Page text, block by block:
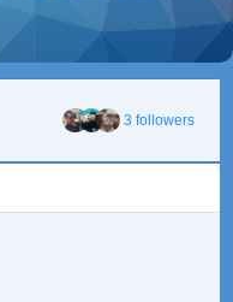
3 followers